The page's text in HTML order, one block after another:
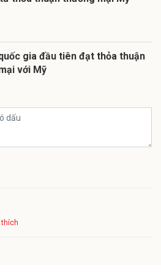
gia đầu tiên đạt thỏa thuận
với Mỹ
thích